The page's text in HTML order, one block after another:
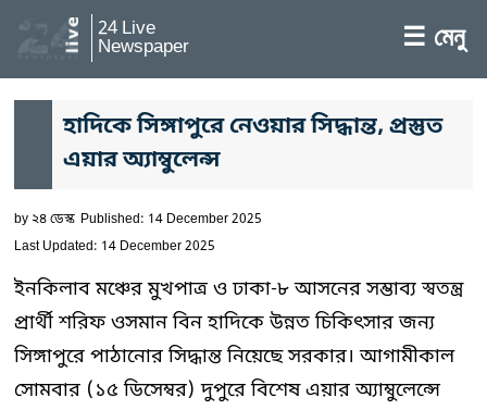
24 Live
Newspaper ☰ মেনু
হাদিকে সিঙ্গাপুরে নেওয়ার সিদ্ধান্ত, প্রস্তুত
এয়ার অ্যাম্বুলেন্স
by২৪ ডেস্ক Published: 14 December 2025
Last Updated: 14 December 2025
ইনকিলাব মঞ্চের মুখপাত্র ও ঢাকা-৮ আসনের সম্ভাব্য স্বতন্ত্র
প্রার্থী শরিফ ওসমান বিন হাদিকে উন্নত চিকিৎসার জন্য
সিঙ্গাপুরে পাঠানোর সিদ্ধান্ত নিয়েছে সরকার। আগামীকাল
সোমবার (১৫ ডিসেম্বর) দুপুরে বিশেষ এয়ার অ্যাম্বুলেন্সে